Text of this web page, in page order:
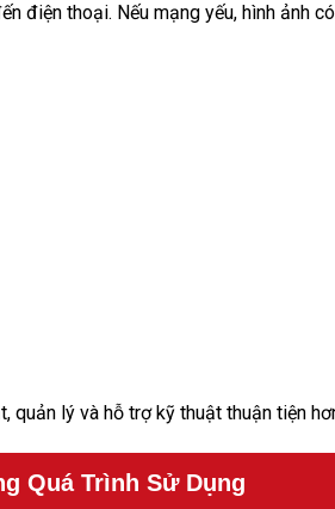
điện thoại. Nếu mạng yếu, hình ảnh có
quản lý và hỗ trợ kỹ thuật thuận tiện
Quá Trình Sử Dụng